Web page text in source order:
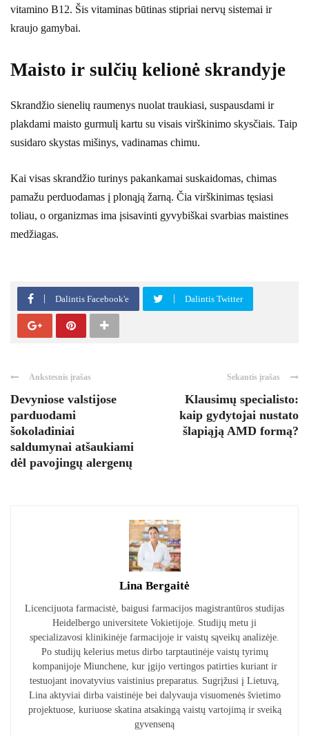
vitamino B12. Šis vitaminas būtinas stipriai nervų sistemai ir
kraujo gamybai.
Maisto ir sulčių kelionė skrandyje
Skrandžio sienelių raumenys nuolat traukiasi, suspausdami ir
plakdami maisto gurmulį kartu su visais virškinimo skysčiais. Taip
susidaro skystas mišinys, vadinamas chimu.
Kai visas skrandžio turinys pakankamai suskaidomas, chimas
pamažu perduodamas į plonąją žarną. Čia virškinimas tęsiasi
toliau, o organizmas ima įsisavinti gyvybiškai svarbias maistines
medžiagas.
Dalintis Facebook'e Dalintis Twitter
Ankstesnis įrašas
Devyniose valstijose
parduodami
šokoladiniai
saldumynai atšaukiami
dėl pavojingų alergenų
Sekantis įrašas
Klausimų specialisto:
kaip gydytojai nustato
šlapiąją AMD formą?
Lina Bergaitė
Licencijuota farmacistė, baigusi farmacijos magistrantūros studijas
Heidelbergo universitete Vokietijoje. Studijų metu ji
specializavosi klinikinėje farmacijoje ir vaistų sąveikų analizėje.
Po studijų kelerius metus dirbo tarptautinėje vaistų tyrimų
kompanijoje Miunchene, kur įgijo vertingos patirties kuriant ir
testuojant inovatyvius vaistinius preparatus. Sugrįžusi į Lietuvą,
Lina aktyviai dirba vaistinėje bei dalyvauja visuomenės švietimo
projektuose, kuriuose skatina atsakingą vaistų vartojimą ir sveiką
gyvenseną